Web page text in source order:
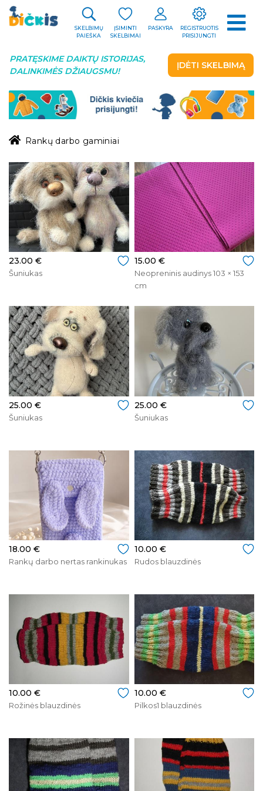
SKELBIMŲ
PAIEŠKA
ĮSIMINTI
SKELBIMAI
PASKYRA
REGISTRUOTIS
PRISIJUNGTI
PRATĘSKIME DAIKTŲ ISTORIJAS,
DALINKIMĖS DŽIAUGSMU!
ĮDĖTI SKELBIMĄ
Rankų darbo gaminiai
23.00 €
Šuniukas
15.00 €
Neopreninis audinys 103 × 153
cm
25.00 €
Šuniukas
25.00 €
Šuniukas
18.00 €
Rankų darbo nertas rankinukas
10.00 €
Rudos blauzdinės
10.00 €
Rožinės blauzdinės
10.00 €
Pilkos1 blauzdinės